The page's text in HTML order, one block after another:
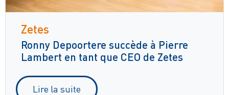
Zetes
Ronny Depoortere succède à Pierre
Lambert en tant que CEO de Zetes
Lire la suite